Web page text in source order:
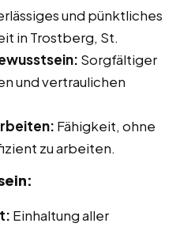
und pünktliches
in Trostberg, St.
Sorgfältiger
und vertraulichen
Fähigkeit, ohne
zu arbeiten.
Einhaltung aller